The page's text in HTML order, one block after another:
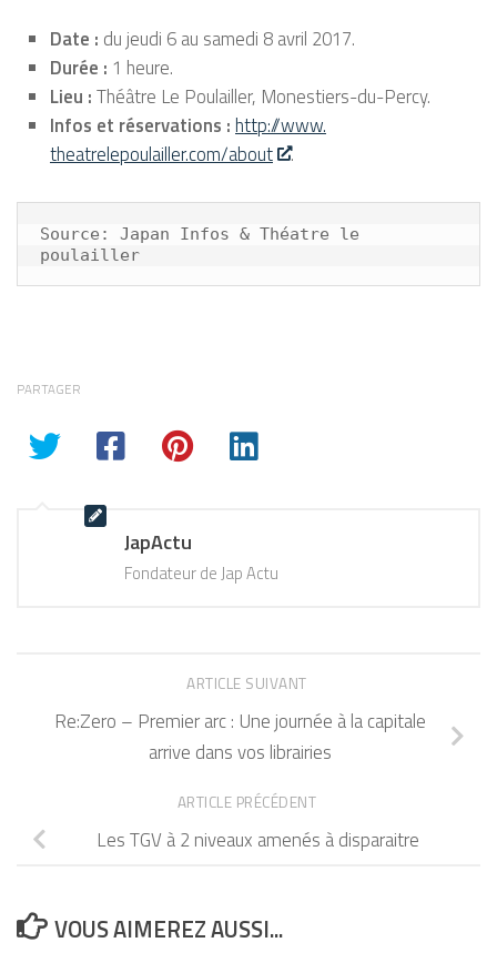
Date : du jeudi 6 au samedi 8 avril 2017.
Durée : 1 heure.
Lieu : Théâtre Le Poulailler, Monestiers-du-Percy.
Infos et réservations : http://www.
theatrelepoulailler.com/about
.
Source: Japan Infos & Théatre le
poulailler
PARTAGER
JapActu
Fondateur de Jap Actu
ARTICLE SUIVANT
Re:Zero – Premier arc : Une journée à la capitale
arrive dans vos librairies
ARTICLE PRÉCÉDENT
Les TGV à 2 niveaux amenés à disparaitre
VOUS AIMEREZ AUSSI...